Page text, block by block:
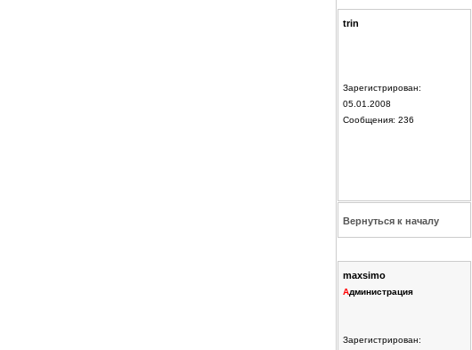
trin
Зарегистрирован:
05.01.2008
Сообщения: 236
Вернуться к началу
maxsimo
Администрация
Зарегистрирован: